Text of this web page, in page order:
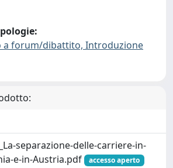
a forum/dibattito, Introduzione
separazione-delle-carriere-in-
e-in-Austria.pdf
accesso aperto